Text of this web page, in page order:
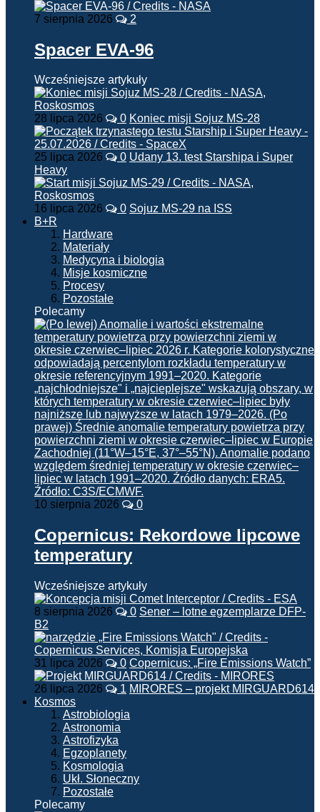
7 sierpnia 2026 2
Spacer EVA-96
Wcześniejsze artykuły
28 lipca 2026 0 Koniec misji Sojuz MS-28
25 lipca 2026 0 Udany 13. test Starshipa i Super
Heavy
16 lipca 2026 0 Sojuz MS-29 na ISS
B+R
Hardware
Materiały
Medycyna i biologia
Misje kosmiczne
Procesy
Pozostałe
Polecamy
10 sierpnia 2026 0
Copernicus: Rekordowe lipcowe
temperatury
Wcześniejsze artykuły
8 sierpnia 2026 0 Sener – lotne egzemplarze DFP-
B2
31 lipca 2026 0 Copernicus: „Fire Emissions Watch”
26 lipca 2026 1 MIRORES – projekt MIRGUARD614
Kosmos
Astrobiologia
Astronomia
Astrofizyka
Egzoplanety
Kosmologia
Ukł. Słoneczny
Pozostałe
Polecamy